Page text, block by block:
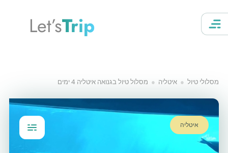
Let’sTrip
מסלולי טיול איטליה מסלול טיול בגנואה איטליה 4 ימים
איטליה